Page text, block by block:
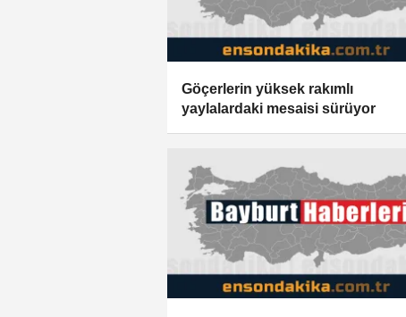
Göçerlerin yüksek rakımlı
yaylalardaki mesaisi sürüyor